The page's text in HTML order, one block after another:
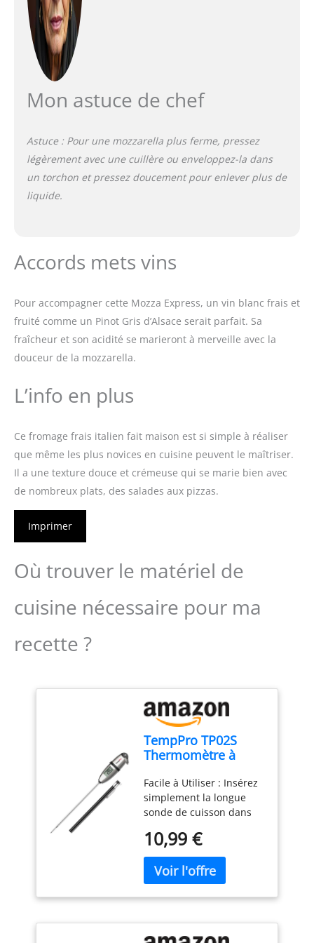
Mon astuce de chef
Astuce : Pour une mozzarella plus ferme, pressez
légèrement avec une cuillère ou enveloppez-la dans
un torchon et pressez doucement pour enlever plus de
liquide.
Accords mets vins
Pour accompagner cette Mozza Express, un vin blanc frais et
fruité comme un Pinot Gris d’Alsace serait parfait. Sa
fraîcheur et son acidité se marieront à merveille avec la
douceur de la mozzarella.
L’info en plus
Ce fromage frais italien fait maison est si simple à réaliser
que même les plus novices en cuisine peuvent le maîtriser.
Il a une texture douce et crémeuse qui se marie bien avec
de nombreux plats, des salades aux pizzas.
Imprimer
Où trouver le matériel de
cuisine nécessaire pour ma
recette ?
TempPro TP02S
Thermomètre à
thermomètre à
lecture instantanée
3s
Facile à Utiliser : Insérez
simplement la longue
sonde de cuisson dans
et obtenez une lecture
précise de la
température à chaque
fois ; le thermometre
cuisine est idéal pour les
10,99 €